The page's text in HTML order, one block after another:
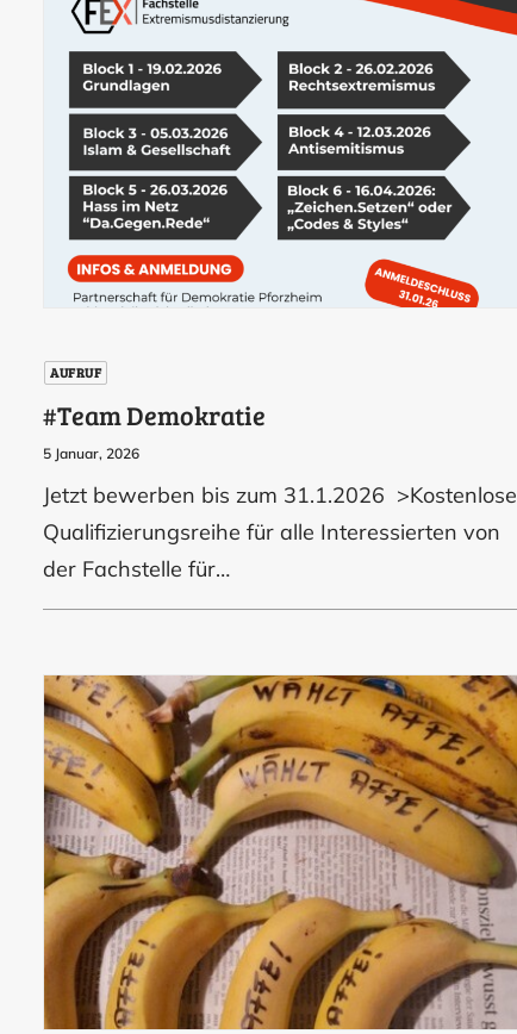
AUFRUF
#Team Demokratie
5 Januar, 2026
Jetzt bewerben bis zum 31.1.2026 >Kostenlose
Qualifizierungsreihe für alle Interessierten von
der Fachstelle für…